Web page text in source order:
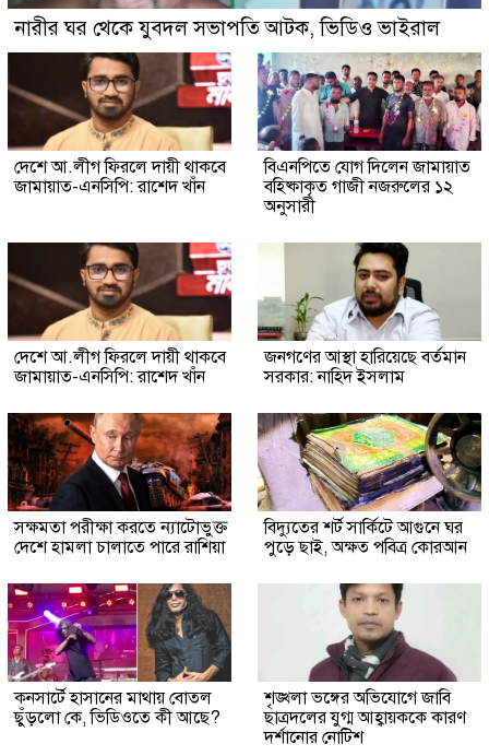
নারীর ঘর থেকে যুবদল সভাপতি আটক, ভিডিও ভাইরাল
দেশে আ.লীগ ফিরলে দায়ী থাকবে
জামায়াত-এনসিপি: রাশেদ খাঁন
বিএনপিতে যোগ দিলেন জামায়াত
বহিষ্কাকৃত গাজী নজরুলের ১২
অনুসারী
দেশে আ.লীগ ফিরলে দায়ী থাকবে
জামায়াত-এনসিপি: রাশেদ খাঁন
জনগণের আস্থা হারিয়েছে বর্তমান
সরকার: নাহিদ ইসলাম
সক্ষমতা পরীক্ষা করতে ন্যাটোভুক্ত
দেশে হামলা চালাতে পারে রাশিয়া
বিদ্যুতের শর্ট সার্কিটে আগুনে ঘর
পুড়ে ছাই, অক্ষত পবিত্র কোরআন
কনসার্টে হাসানের মাথায় বোতল
ছুঁড়লো কে, ভিডিওতে কী আছে?
শৃঙ্খলা ভঙ্গের অভিযোগে জাবি
ছাত্রদলের যুগ্ম আহ্বায়ককে কারণ
দর্শানোর নোটিশ